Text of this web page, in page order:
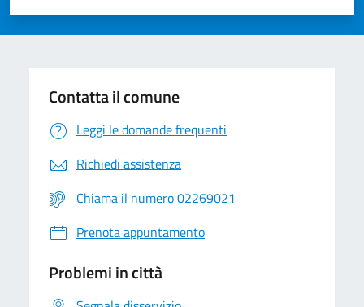
Valuta 5 stelle su 5
Valuta 4 stelle su 5
Valuta 3 stelle su 5
Valuta 2 stelle su 5
Valuta 1 stelle su 5
Contatta il comune
Leggi le domande frequenti
Richiedi assistenza
Chiama il numero 02269021
Prenota appuntamento
Problemi in città